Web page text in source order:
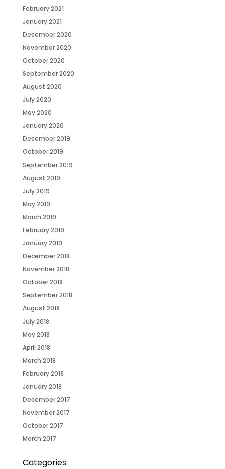
February 2021
January 2021
December 2020
November 2020
October 2020
September 2020
August 2020
July 2020
May 2020
January 2020
December 2019
October 2019
September 2019
August 2019
July 2019
May 2019
March 2019
February 2019
January 2019
December 2018
November 2018
October 2018
September 2018
August 2018
July 2018
May 2018
April 2018
March 2018
February 2018
January 2018
December 2017
November 2017
October 2017
March 2017
Categories